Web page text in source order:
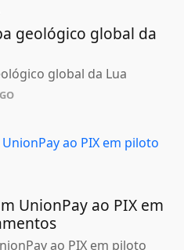
geológico global da
global da Lua
UnionPay ao PIX em
ao PIX em piloto